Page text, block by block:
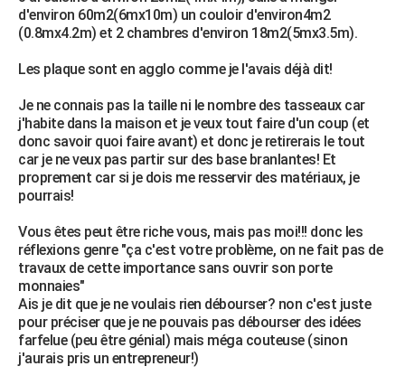
d'environ 60m2(6mx10m) un couloir d'environ4m2
(0.8mx4.2m) et 2 chambres d'environ 18m2(5mx3.5m).
Les plaque sont en agglo comme je l'avais déjà dit!
Je ne connais pas la taille ni le nombre des tasseaux car
j'habite dans la maison et je veux tout faire d'un coup (et
donc savoir quoi faire avant) et donc je retirerais le tout
car je ne veux pas partir sur des base branlantes! Et
proprement car si je dois me resservir des matériaux, je
pourrais!
Vous êtes peut être riche vous, mais pas moi!!! donc les
réflexions genre "ça c'est votre problème, on ne fait pas de
travaux de cette importance sans ouvrir son porte
monnaies"
Ais je dit que je ne voulais rien débourser? non c'est juste
pour préciser que je ne pouvais pas débourser des idées
farfelue (peu être génial) mais méga couteuse (sinon
j'aurais pris un entrepreneur!)